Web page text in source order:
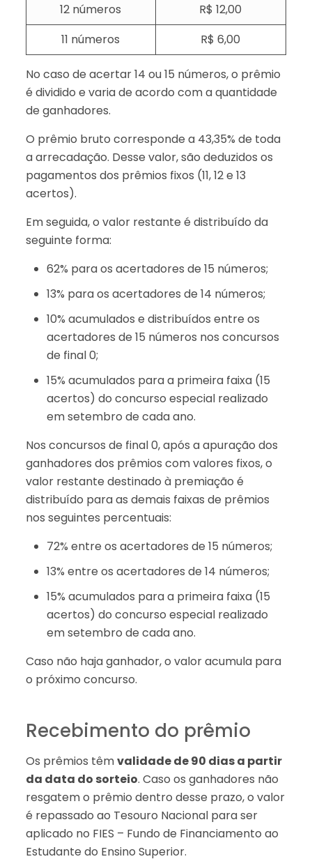
12 números
R$ 12,00
11 números
R$ 6,00
No caso de acertar 14 ou 15 números, o prêmio
é dividido e varia de acordo com a quantidade
de ganhadores.
O prêmio bruto corresponde a 43,35% de toda
a arrecadação. Desse valor, são deduzidos os
pagamentos dos prêmios fixos (11, 12 e 13
acertos).
Em seguida, o valor restante é distribuído da
seguinte forma:
62% para os acertadores de 15 números;
13% para os acertadores de 14 números;
10% acumulados e distribuídos entre os
acertadores de 15 números nos concursos
de final 0;
15% acumulados para a primeira faixa (15
acertos) do concurso especial realizado
em setembro de cada ano.
Nos concursos de final 0, após a apuração dos
ganhadores dos prêmios com valores fixos, o
valor restante destinado à premiação é
distribuído para as demais faixas de prêmios
nos seguintes percentuais:
72% entre os acertadores de 15 números;
13% entre os acertadores de 14 números;
15% acumulados para a primeira faixa (15
acertos) do concurso especial realizado
em setembro de cada ano.
Caso não haja ganhador, o valor acumula para
o próximo concurso.
Recebimento do prêmio
Os prêmios têmvalidade de 90 dias a partir
da data do sorteio. Caso os ganhadores não
resgatem o prêmio dentro desse prazo, o valor
é repassado ao Tesouro Nacional para ser
aplicado no FIES – Fundo de Financiamento ao
Estudante do Ensino Superior.